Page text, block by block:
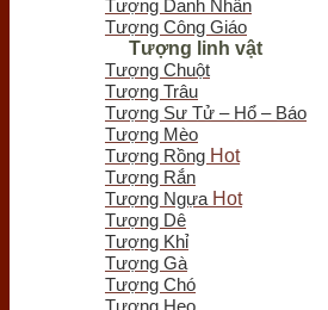
Tượng Danh Nhân
Tượng Công Giáo
Tượng linh vật
Tượng Chuột
Tượng Trâu
Tượng Sư Tử – Hổ – Báo
Tượng Mèo
Tượng Rồng
Tượng Rắn
Tượng Ngựa
Tượng Dê
Tượng Khỉ
Tượng Gà
Tượng Chó
Tượng Heo